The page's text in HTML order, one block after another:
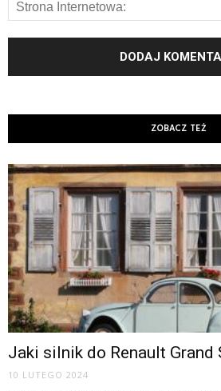
ZOBACZ TEŻ
Jaki silnik do Renault Grand
10 LUTEGO 2024